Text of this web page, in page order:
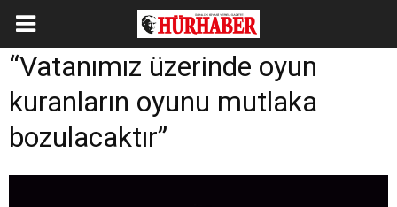
“Vatanımız üzerinde oyun
kuranların oyunu mutlaka
bozulacaktır”